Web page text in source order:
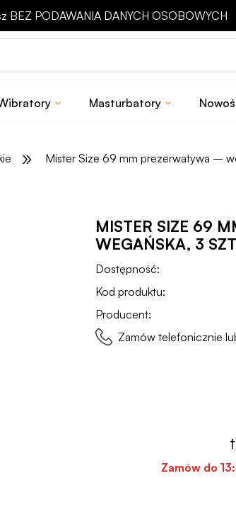
rabat 15 zł na pierwsze zakupy
Masturbatory
» Mister Size 69 mm prezerwatywa –
MISTER SIZE 69
WEGAŃSKA, 3
Dostępność:
Kod produktu:
Producent:
Zamów telefonicznie
Zamów do